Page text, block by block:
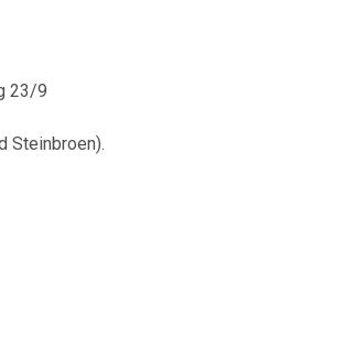
23/9
Steinbroen).